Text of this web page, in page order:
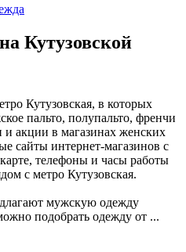
Кутузовской
Кутузовская, в которых
пальто, полупальто, френчи
акции в магазинах женских
сайты интернет-магазинов с
телефоны и часы работы
с метро Кутузовская.
мужскую одежду
подобрать одежду от ...